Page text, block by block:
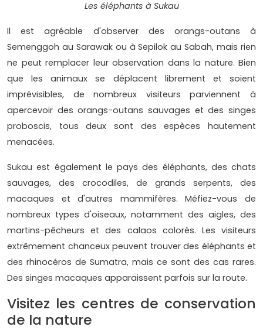
Les éléphants à Sukau
Il est agréable d'observer des orangs-outans à
Semenggoh au Sarawak ou à Sepilok au Sabah, mais rien
ne peut remplacer leur observation dans la nature. Bien
que les animaux se déplacent librement et soient
imprévisibles, de nombreux visiteurs parviennent à
apercevoir des orangs-outans sauvages et des singes
proboscis, tous deux sont des espèces hautement
menacées.
Sukau est également le pays des éléphants, des chats
sauvages, des crocodiles, de grands serpents, des
macaques et d'autres mammifères. Méfiez-vous de
nombreux types d'oiseaux, notamment des aigles, des
martins-pêcheurs et des calaos colorés. Les visiteurs
extrêmement chanceux peuvent trouver des éléphants et
des rhinocéros de Sumatra, mais ce sont des cas rares.
Des singes macaques apparaissent parfois sur la route.
Visitez les centres de conservation
de la nature